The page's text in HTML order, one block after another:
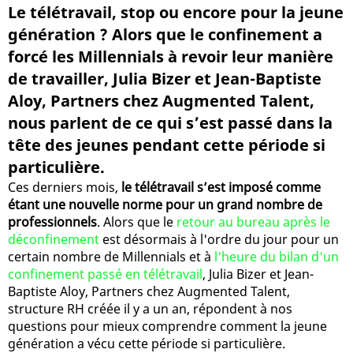
Le télétravail, stop ou encore pour la jeune
génération ? Alors que le confinement a
forcé les Millennials à revoir leur manière
de travailler, Julia Bizer et Jean-Baptiste
Aloy, Partners chez Augmented Talent,
nous parlent de ce qui s’est passé dans la
tête des jeunes pendant cette période si
particulière.
Ces derniers mois, le télétravail s’est imposé comme
étant une nouvelle norme pour un grand nombre de
professionnels. Alors que le retour au bureau après le
déconfinement est désormais à l'ordre du jour pour un
certain nombre de Millennials et à l'heure du bilan d'un
confinement passé en télétravail, Julia Bizer et Jean-
Baptiste Aloy, Partners chez Augmented Talent,
structure RH créée il y a un an, répondent à nos
questions pour mieux comprendre comment la jeune
génération a vécu cette période si particulière.